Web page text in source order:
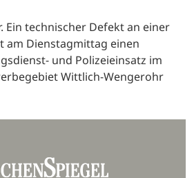
Ein technischer Defekt an einer
am Dienstagmittag einen
und Polizeieinsatz im
Wittlich-Wengerohr